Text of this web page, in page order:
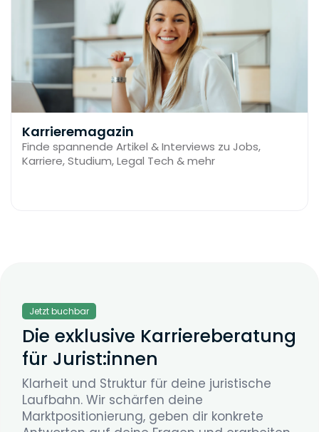
Karrieremagazin
Finde spannende Artikel & Interviews zu Jobs,
Karriere, Studium, Legal Tech & mehr
Jetzt buchbar
Die exklusive Karriereberatung
für Jurist:innen
Klarheit und Struktur für deine juristische
Laufbahn. Wir schärfen deine
Marktpositionierung, geben dir konkrete